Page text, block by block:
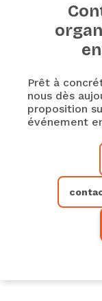
Prêt à
nous dès
proposition
événement